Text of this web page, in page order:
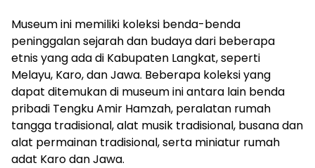
Museum ini memiliki koleksi benda-benda
peninggalan sejarah dan budaya dari beberapa
etnis yang ada di Kabupaten Langkat, seperti
Melayu, Karo, dan Jawa. Beberapa koleksi yang
dapat ditemukan di museum ini antara lain benda
pribadi Tengku Amir Hamzah, peralatan rumah
tangga tradisional, alat musik tradisional, busana dan
alat permainan tradisional, serta miniatur rumah
adat Karo dan Jawa.